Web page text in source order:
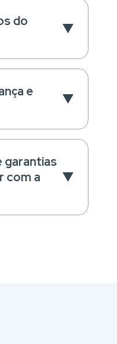
do
e
garantias
com a